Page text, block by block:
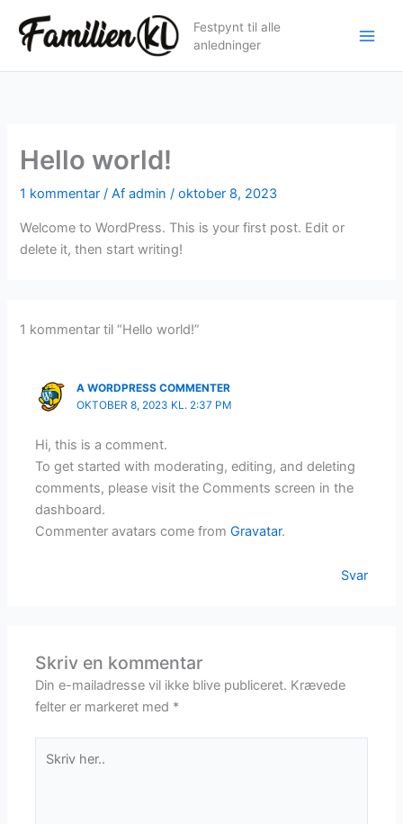
indholdet
Festpynt til alle
anledninger
Hello world!
1 kommentar / Afadmin/oktober 8, 2023
Welcome to WordPress. This is your first post. Edit or
delete it, then start writing!
1 kommentar til “Hello world!”
A WORDPRESS COMMENTER
OKTOBER 8, 2023 KL. 2:37 PM
Hi, this is a comment.
To get started with moderating, editing, and deleting
comments, please visit the Comments screen in the
dashboard.
Commenter avatars come fromGravatar.
Svar
Skriv en kommentar
Din e-mailadresse vil ikke blive publiceret. Krævede
felter er markeret med *
her..